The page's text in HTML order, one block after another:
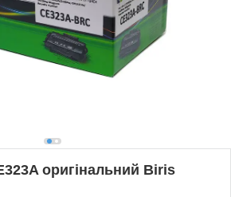
оригінальний Biris